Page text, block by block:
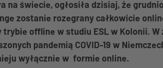
na świecie, ogłosiła dzisiaj, że
zostanie rozegrany całkowicie
trybie offline w studiu ESL w Kolonii. W
pandemią COVID-19 w
wyłącznie w formie online.